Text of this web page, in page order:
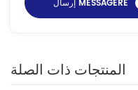
المنتجات ذات الصلة